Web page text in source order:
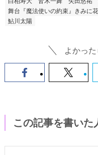
舞台『魔法使いの約束』きみに
鮎川太陽
よかっ
この記事を書いた